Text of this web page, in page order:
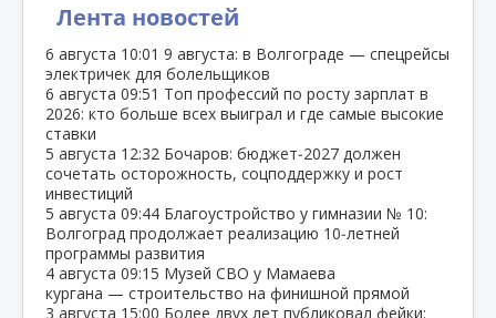
Лента новостей
6 августа 10:01 9 августа: в Волгограде — спецрейсы
электричек для болельщиков
6 августа 09:51 Топ профессий по росту зарплат в
2026: кто больше всех выиграл и где самые высокие
ставки
5 августа 12:32 Бочаров: бюджет‑2027 должен
сочетать осторожность, соцподдержку и рост
инвестиций
5 августа 09:44 Благоустройство у гимназии № 10:
Волгоград продолжает реализацию 10‑летней
программы развития
4 августа 09:15 Музей СВО у Мамаева
кургана — строительство на финишной прямой
3 августа 15:00 Более двух лет публиковал фейки: